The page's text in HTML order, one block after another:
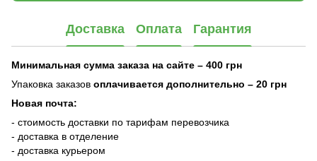
Доставка Оплата Гарантия
Минимальная сумма заказа на сайте – 400 грн
Упаковка заказов оплачивается дополнительно – 20 грн
Новая почта:
- стоимость доставки по тарифам перевозчика
- доставка в отделение
- доставка курьером